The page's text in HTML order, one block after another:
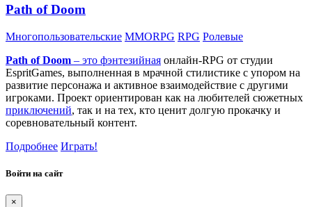
Path of Doom
Многопользовательские MMORPG RPG Ролевые
Path of Doom – это фэнтезийная онлайн-RPG от студии
EspritGames, выполненная в мрачной стилистике с упором на
развитие персонажа и активное взаимодействие с другими
игроками. Проект ориентирован как на любителей сюжетных
приключений, так и на тех, кто ценит долгую прокачку и
соревновательный контент.
Подробнее Играть!
Войти на сайт
×